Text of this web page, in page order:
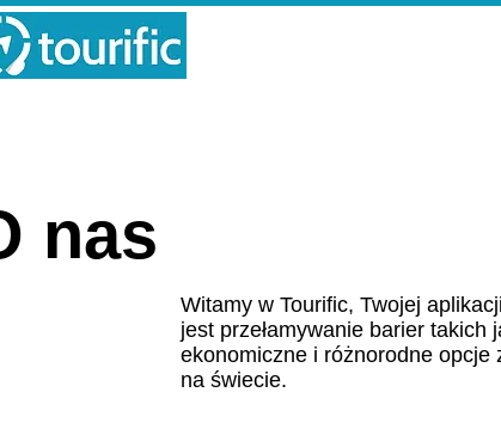
nas
Witamy w Tourific, Twojej
jest przełamywanie barier
ekonomiczne i różnorodne
na świecie.